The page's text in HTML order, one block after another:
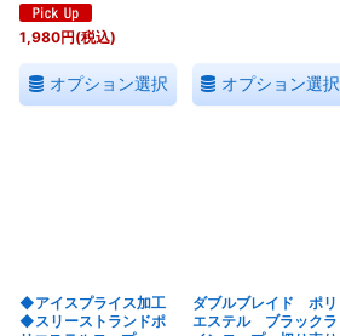
1,980円(税込)
オプション選択 オプション選択
◆アイスプライス加工
◆スリーストランドポ
ダブルブレイド ポリ
エステル ブラックラ